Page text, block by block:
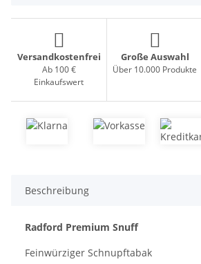
Versandkostenfrei
Ab 100 €
Einkaufswert
Große Auswahl
Über 10.000 Produkte
Beschreibung
Radford Premium Snuff
Feinwürziger Schnupftabak